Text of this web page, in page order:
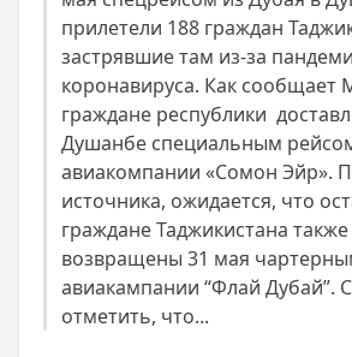
прилетели 188 граждан
застрявшие там из-за
коронавируса. Как сообщает
граждане республики
Душанбе специальным
авиакомпании «Сомон Эйр».
источника, ожидается, что
граждане Таджикистана также
возвращены 31 мая
авиакампании “Флай Дубай”.
отметить, что...